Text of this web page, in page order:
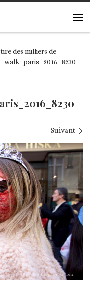
des milliers de
Suivant